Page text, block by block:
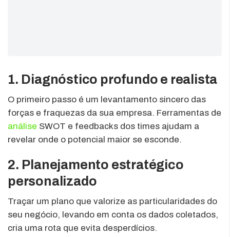
1. Diagnóstico profundo e realista
O primeiro passo é um levantamento sincero das
forças e fraquezas da sua empresa. Ferramentas de
análise SWOT e feedbacks dos times ajudam a
revelar onde o potencial maior se esconde.
2. Planejamento estratégico
personalizado
Traçar um plano que valorize as particularidades do
seu negócio, levando em conta os dados coletados,
cria uma rota que evita desperdícios.